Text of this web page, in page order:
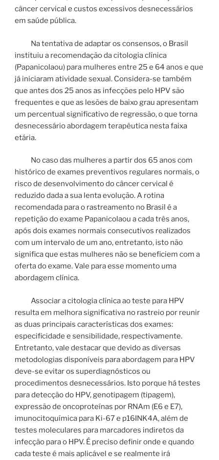
câncer cervical e custos excessivos desnecessários
em saúde pública.
Na tentativa de adaptar os consensos, o Brasil
instituiu a recomendação da citologia clínica
(Papanicolaou) para mulheres entre 25 e 64 anos e que
já iniciaram atividade sexual. Considera-se também
que antes dos 25 anos as infecções pelo HPV são
frequentes e que as lesões de baixo grau apresentam
um percentual significativo de regressão, o que torna
desnecessário abordagem terapêutica nesta faixa
etária.
No caso das mulheres a partir dos 65 anos com
histórico de exames preventivos regulares normais, o
risco de desenvolvimento do câncer cervical é
reduzido dada a sua lenta evolução. A rotina
recomendada para o rastreamento no Brasil é a
repetição do exame Papanicolaou a cada três anos,
após dois exames normais consecutivos realizados
com um intervalo de um ano, entretanto, isto não
significa que estas mulheres não se beneficiem com a
oferta do exame. Vale para esse momento uma
abordagem clínica.
Associar a citologia clínica ao teste para HPV
resulta em melhora significativa no rastreio por reunir
as duas principais características dos exames:
especificidade e sensibilidade, respectivamente.
Entretanto, vale destacar que devido as diversas
metodologias disponíveis para abordagem para HPV
deve-se evitar os superdiagnósticos ou
procedimentos desnecessários. Isto porque há testes
para detecção do HPV, genotipagem (tipagem),
expressão de oncoproteínas por RNAm (E6 e E7),
imunocitoquímica para Ki-67 e p16INK4A, além de
testes moleculares para marcadores indiretos da
infecção para o HPV. É preciso definir onde e quando
cada teste é mais aplicável e se realmente irá